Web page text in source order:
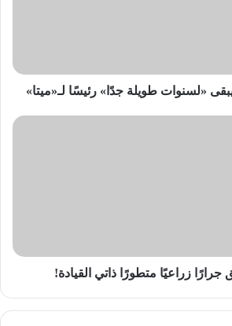
«لسنوات طويلة جدًا» رئيسًا لـ«ميتا»
زراعيًا متطورًا ذاتي القيادة!